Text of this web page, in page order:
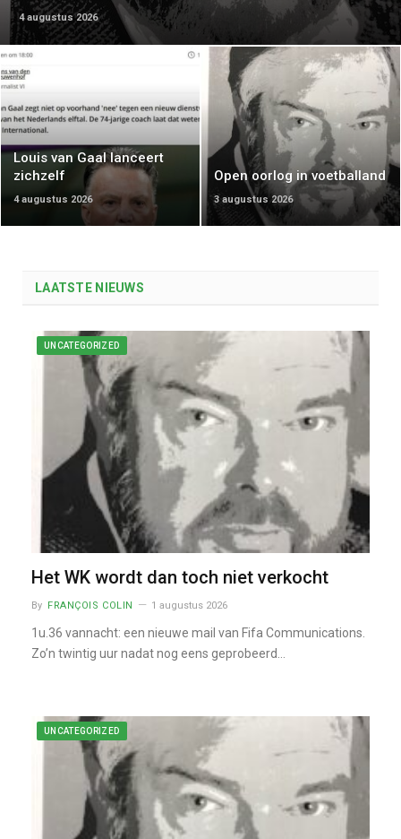
4 augustus 2026
Louis van Gaal lanceert
zichzelf
4 augustus 2026
Open oorlog in voetballand
3 augustus 2026
LAATSTE NIEUWS
UNCATEGORIZED
Het WK wordt dan toch niet verkocht
By FRANÇOIS COLIN 1 augustus 2026
1u.36 vannacht: een nieuwe mail van Fifa Communications.
Zo’n twintig uur nadat nog eens geprobeerd…
UNCATEGORIZED